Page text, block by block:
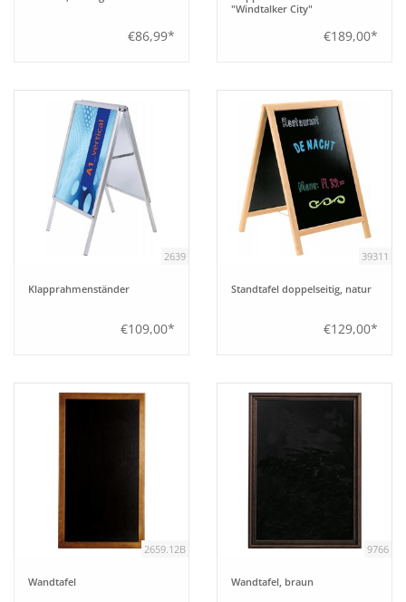
€86,99*
"Windtalker City"
€189,00*
2639
Klapprahmenständer
€109,00*
39311
Standtafel doppelseitig, natur
€129,00*
2659.12B
Wandtafel
9766
Wandtafel, braun